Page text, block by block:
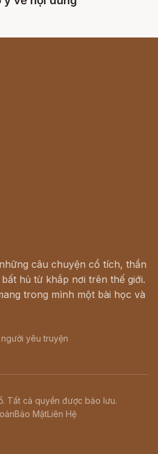
câu chuyện cổ tích, thần
hủ từ khắp nơi trên thế giới.
trong mình một bài học và
yêu truyện
Tất cả quyền được bảo lưu.
Bảo MậtLiên Hệ